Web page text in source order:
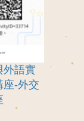
外語實
座-外交